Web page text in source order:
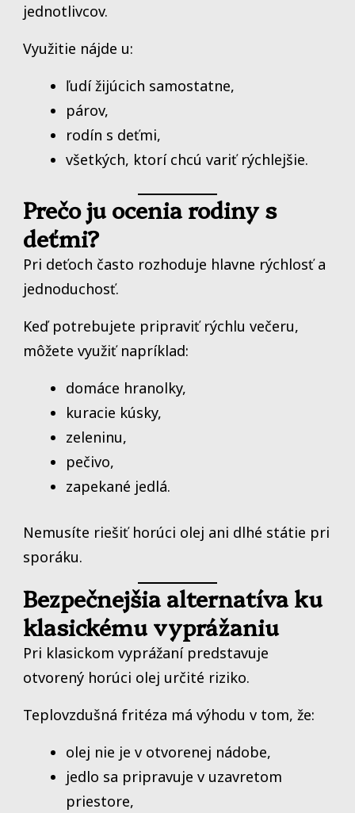
jednotlivcov.
Využitie nájde u:
ľudí žijúcich samostatne,
párov,
rodín s deťmi,
všetkých, ktorí chcú variť rýchlejšie.
Prečo ju ocenia rodiny s
deťmi?
Pri deťoch často rozhoduje hlavne rýchlosť a
jednoduchosť.
Keď potrebujete pripraviť rýchlu večeru,
môžete využiť napríklad:
domáce hranolky,
kuracie kúsky,
zeleninu,
pečivo,
zapekané jedlá.
Nemusíte riešiť horúci olej ani dlhé státie pri
sporáku.
Bezpečnejšia alternatíva ku
klasickému vyprážaniu
Pri klasickom vyprážaní predstavuje
otvorený horúci olej určité riziko.
Teplovzdušná fritéza má výhodu v tom, že:
olej nie je v otvorenej nádobe,
jedlo sa pripravuje v uzavretom
priestore,